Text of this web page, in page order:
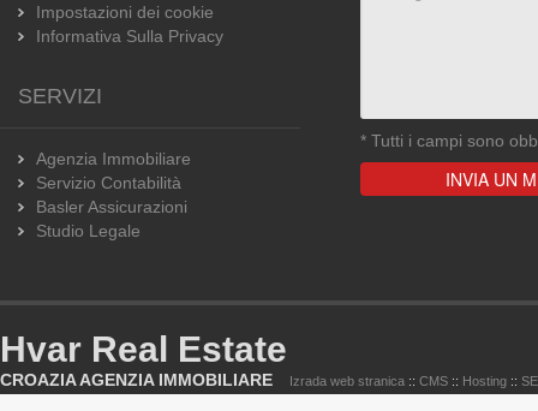
Impostazioni dei cookie
Informativa Sulla Privacy
SERVIZI
Agenzia Immobiliare
Servizio Contabilità
Basler Assicurazioni
Studio Legale
* Tutti i campi sono
Hvar Real Estate
CROAZIA AGENZIA IMMOBILIARE Izrada web stranica :: CMS :: Hosting ::